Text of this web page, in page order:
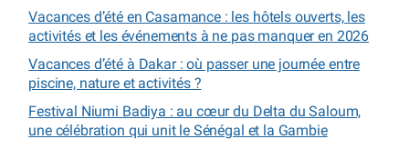
Vacances d’été en Casamance : les hôtels ouverts, les
activités et les événements à ne pas manquer en 2026
Vacances d’été à Dakar : où passer une journée entre
piscine, nature et activités ?
Festival Niumi Badiya : au cœur du Delta du Saloum,
une célébration qui unit le Sénégal et la Gambie